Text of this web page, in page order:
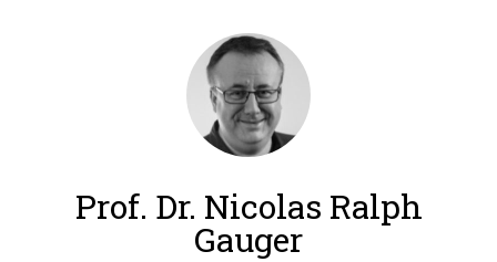
Prof. Dr. Nicolas Ralph
Gauger